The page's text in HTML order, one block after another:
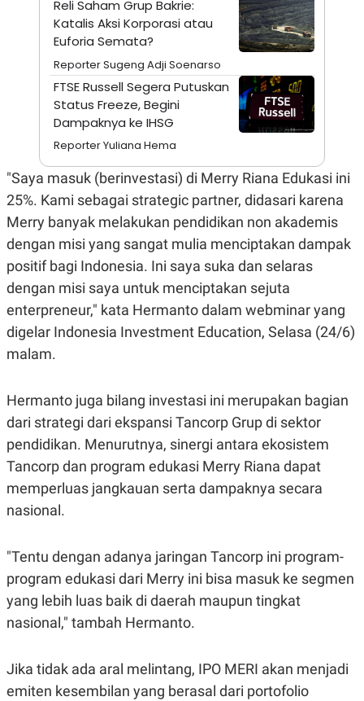
L
E
S
T
R
I
KANAL
P
U
T
D
A
A
I
M
E
S
K
N
T
A
V
L
P
S
U
JARINGAN
N
A
E
S
Reli Saham Grup Bakrie:
Katalis Aksi Korporasi atau
Euforia Semata?
Reporter Sugeng Adji Soenarso
FTSE Russell Segera Putuskan
Status Freeze, Begini
Dampaknya ke IHSG
Reporter Yuliana Hema
"Saya masuk (berinvestasi) di Merry Riana Edukasi ini
25%. Kami sebagai strategic partner, didasari karena
Merry banyak melakukan pendidikan non akademis
dengan misi yang sangat mulia menciptakan dampak
positif bagi Indonesia. Ini saya suka dan selaras
dengan misi saya untuk menciptakan sejuta
enterpreneur," kata Hermanto dalam webminar yang
digelar Indonesia Investment Education, Selasa (24/6)
malam.
Hermanto juga bilang investasi ini merupakan bagian
dari strategi dari ekspansi Tancorp Grup di sektor
pendidikan. Menurutnya, sinergi antara ekosistem
Tancorp dan program edukasi Merry Riana dapat
memperluas jangkauan serta dampaknya secara
nasional.
"Tentu dengan adanya jaringan Tancorp ini program-
program edukasi dari Merry ini bisa masuk ke segmen
yang lebih luas baik di daerah maupun tingkat
nasional," tambah Hermanto.
Jika tidak ada aral melintang, IPO MERI akan menjadi
emiten kesembilan yang berasal dari portofolio